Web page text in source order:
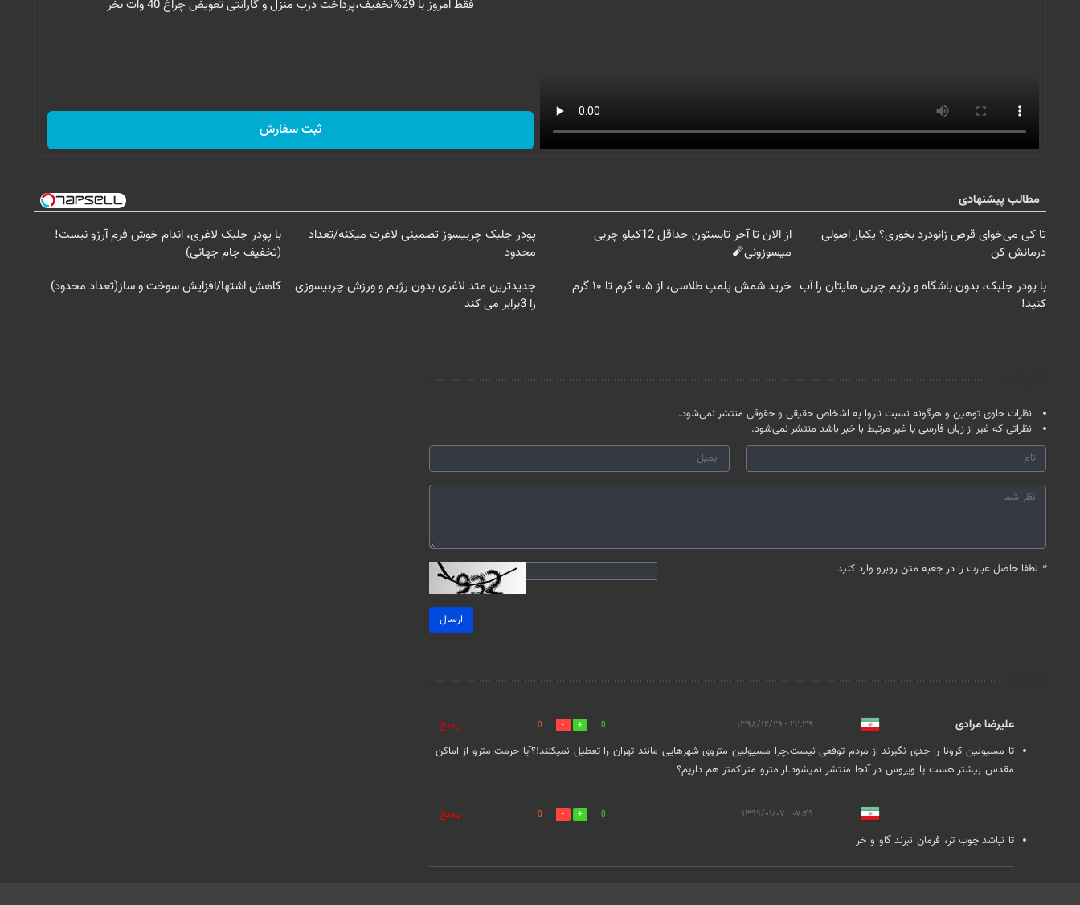
فقط امروز با 29%تخفیف،پرداخت درب منزل و گارانتی تعویض چراغ 40 وات بخر
ثبت سفارش
مطالب پیشنهادی
تا کی می‌خوای قرص زانودرد بخوری؟ یکبار اصولی
درمانش کن
از الان تا آخر تابستون حداقل 12کیلو چربی
میسوزونی🧨
پودر جلبک چربیسوز تضمینی لاغرت میکنه/تعداد
محدود
با پودر جلبک لاغری، اندام خوش فرم آرزو نیست!
(تخفیف جام جهانی)
با پودر جلبک، بدون باشگاه و رژیم چربی هایتان را آب
کنید!
خرید شمش پلمپ طلاسی، از ۰.۵ گرم تا ۱۰ گرم
جدیدترین متد لاغری بدون رژیم و ورزش چربیسوزی
را 3برابر می کند
کاهش اشتها/افزایش سوخت و ساز(تعداد محدود)
نظرات حاوی توهین و هرگونه نسبت ناروا به اشخاص حقیقی و حقوقی منتشر نمی‌شود.
نظراتی که غیر از زبان فارسی یا غیر مرتبط با خبر باشد منتشر نمی‌شود.
* لطفا حاصل عبارت را در جعبه متن روبرو وارد کنید
ارسال
علیرضا مرادی ۲۲:۳۹ - ۱۳۹۸/۱۲/۲۹ 0
0
پاسخ
تا مسیولین کرونا را جدی نگیرند از مردم توقعی نیست.چرا مسیولین متروی شهرهایی مانند تهران را تعطیل نمیکنند!؟آیا حرمت مترو از اماکن
مقدس بیشتر هست یا ویروس در آنجا منتشر نمیشود.از مترو متراکمتر هم داریم؟
۰۷:۴۹ - ۱۳۹۹/۰۱/۰۷ 0
0
پاسخ
تا نباشد چوب تر، فرمان نبرند گاو و خر